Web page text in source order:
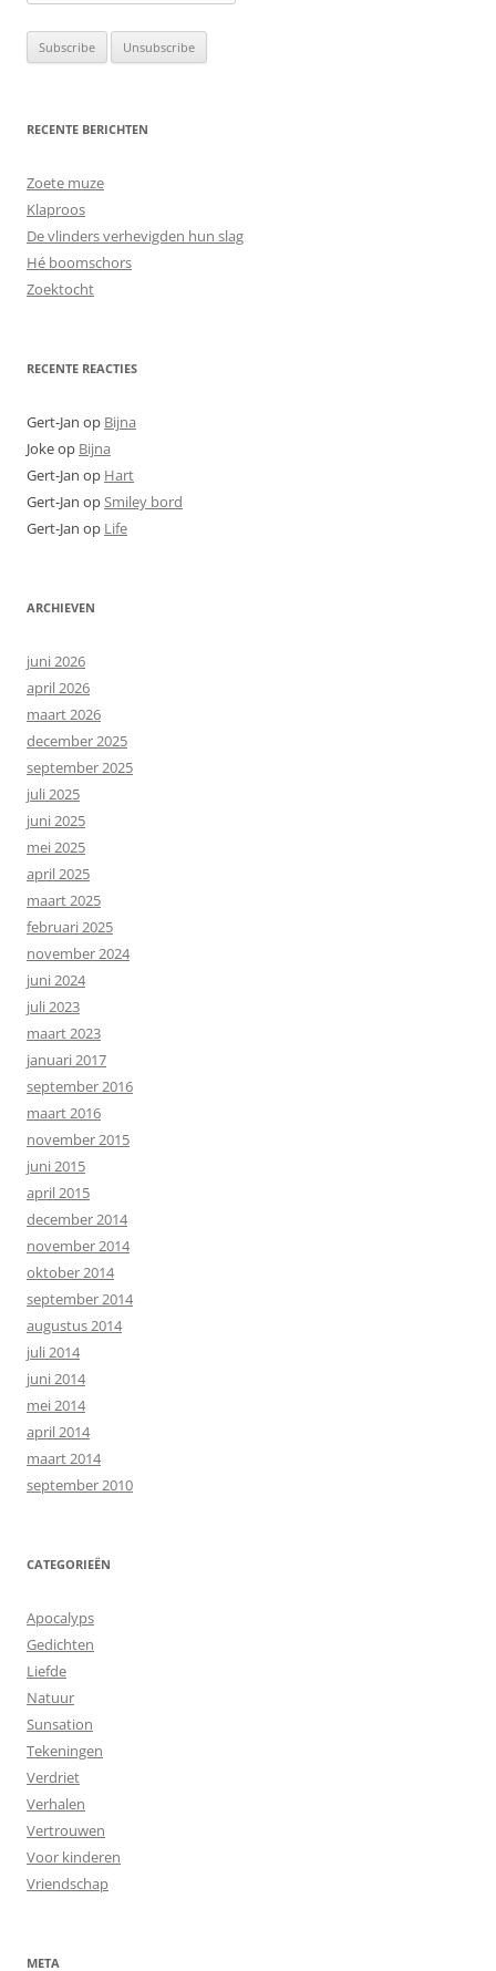
RECENTE BERICHTEN
Zoete muze
Klaproos
De vlinders verhevigden hun slag
Hé boomschors
Zoektocht
RECENTE REACTIES
Gert-Jan op Bijna
Jokeop Bijna
Gert-Jan op Hart
Gert-Jan opSmiley bord
Gert-Jan op Life
ARCHIEVEN
juni 2026
april 2026
maart 2026
december 2025
september 2025
juli 2025
juni 2025
mei 2025
april 2025
maart 2025
februari 2025
november 2024
juni 2024
juli 2023
maart 2023
januari 2017
september 2016
maart 2016
november 2015
juni 2015
april 2015
december 2014
november 2014
oktober 2014
september 2014
augustus 2014
juli 2014
juni 2014
mei 2014
april 2014
maart 2014
september 2010
CATEGORIEËN
Apocalyps
Gedichten
Liefde
Natuur
Sunsation
Tekeningen
Verdriet
Verhalen
Vertrouwen
Voor kinderen
Vriendschap
META